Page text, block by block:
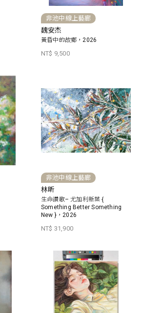
非池中線上藝廊
魏安杰
黃昏中的故鄉，2026
NT$ 9,500
非池中線上藝廊
林昕
生命讚歌– 尤加利新葉 {
Something Better Something
New }，2026
NT$ 31,900